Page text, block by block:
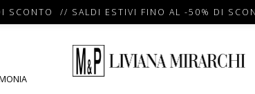
// SALDI ESTIVI FINO AL -50% DI